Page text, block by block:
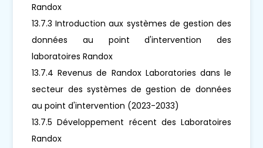
Randox
13.7.3 Introduction aux systèmes de gestion des
données au point d'intervention des
laboratoires Randox
13.7.4 Revenus de Randox Laboratories dans le
secteur des systèmes de gestion de données
au point d'intervention (2023-2033)
13.7.5 Développement récent des Laboratoires
Randox